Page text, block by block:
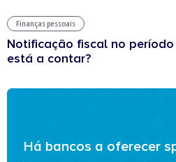
Finanças pessoais
Notificação fiscal no
está a contar?
Há bancos a oferecer